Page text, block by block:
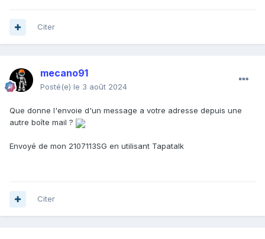
Citer
mecano91
Posté(e) le 3 août 2024
Que donne l'envoie d'un message a votre adresse depuis une
autre boîte mail ?
Envoyé de mon 2107113SG en utilisant Tapatalk
Citer